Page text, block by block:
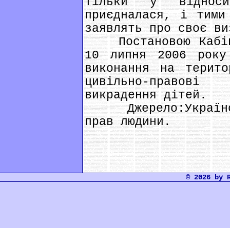
приєдналася, і
заявлять про своє
Постановою
10 липня 2006 року
виконання на
цивільно-
викрадення дітей.
прав людини.
© 2026 by